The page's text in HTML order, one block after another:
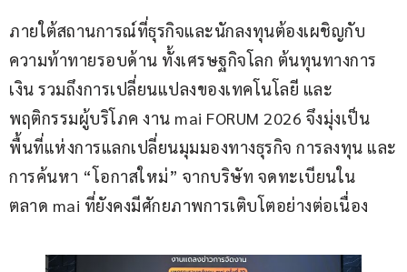
ภายใต้สถานการณ์ที่ธุรกิจและนักลงทุนต้องเผชิญกับ
ความท้าทายรอบด้าน ทั้งเศรษฐกิจโลก ต้นทุนทางการ
เงิน รวมถึงการเปลี่ยนแปลงของเทคโนโลยี และ
พฤติกรรมผู้บริโภค งาน mai FORUM 2026 จึงมุ่งเป็น
พื้นที่แห่งการแลกเปลี่ยนมุมมองทางธุรกิจ การลงทุน และ
การค้นหา “โอกาสใหม่” จากบริษัท จดทะเบียนใน
ตลาด mai ที่ยังคงมีศักยภาพการเติบโตอย่างต่อเนื่อง